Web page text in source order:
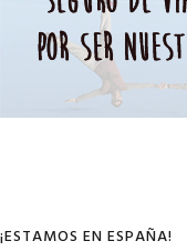
¡ESTAMOS EN ESPAÑA!